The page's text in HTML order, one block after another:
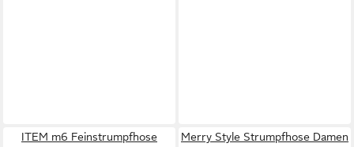
ITEM m6 Feinstrumpfhose
Merry Style Strumpfhose Damen